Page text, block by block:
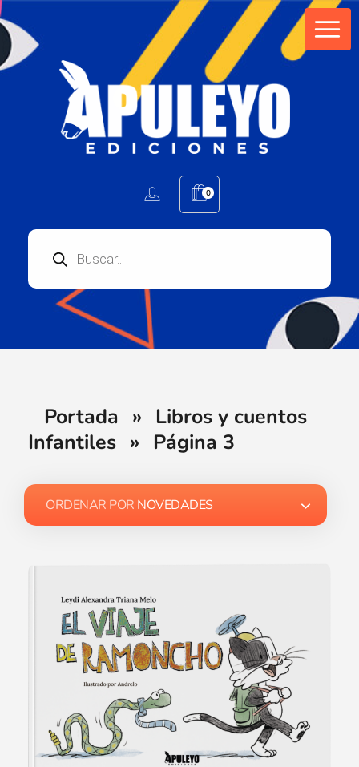
0
Portada » Libros y cuentos
Infantiles » Página 3
ORDENAR POR NOVEDADES